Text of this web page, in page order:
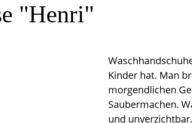
"Henri"
Kinder hat. Man
morgendlichen
Saubermachen.
und